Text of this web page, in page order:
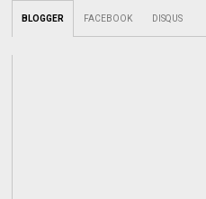
BLOGGER FACEBOOK DISQUS